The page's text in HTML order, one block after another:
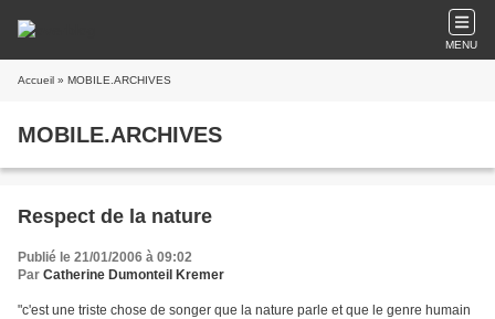
MENU
Accueil » MOBILE.ARCHIVES
MOBILE.ARCHIVES
Respect de la nature
Publié le 21/01/2006 à 09:02
Par Catherine Dumonteil Kremer
"c'est une triste chose de songer que la nature parle et que le genre humain